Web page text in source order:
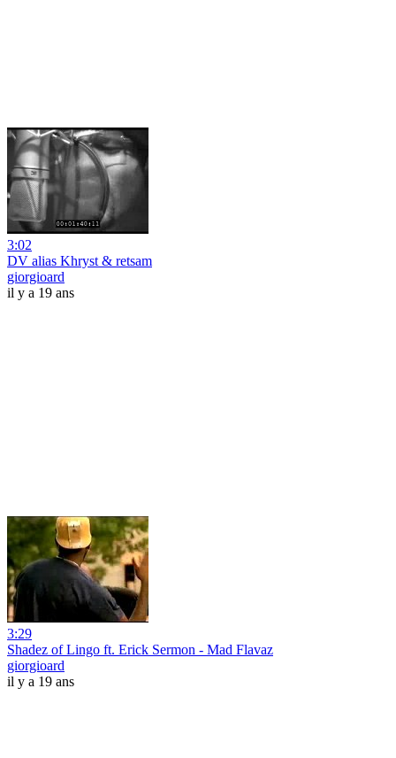
3:02
DV alias Khryst & retsam
giorgioard
il y a 19 ans
3:29
Shadez of Lingo ft. Erick Sermon - Mad Flavaz
giorgioard
il y a 19 ans